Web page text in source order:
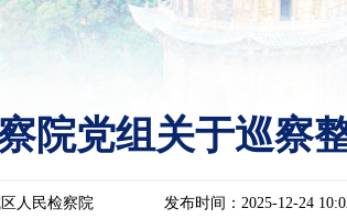
院党组关于巡察
人民检察院 发布时间：2025-12-24